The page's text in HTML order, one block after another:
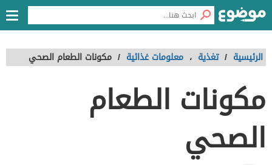
الرئيسية / تغذية ، معلومات غذائية / مكونات الطعام الصحي
مكونات الطعام
الصحي